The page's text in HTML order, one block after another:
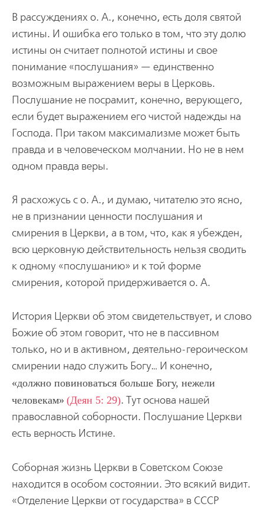
В рассуждениях о. А., конечно, есть доля святой
истины. И ошибка его только в том, что эту долю
истины он считает полнотой истины и свое
понимание «послушания» — единственно
возможным выражением веры в Церковь.
Послушание не посрамит, конечно, верующего,
если будет выражением его чистой надежды на
Господа. При таком максимализме может быть
правда и в человеческом молчании. Но не в нем
одном правда веры.
Я расхожусь с о. А., и думаю, читателю это ясно,
не в признании ценности послушания и
смирения в Церкви, а в том, что, как я убежден,
всю церковную действительность нельзя сводить
к одному «послушанию» и к той форме
смирения, которой придерживается о. А.
История Церкви об этом свидетельствует, и слово
Божие об этом говорит, что не в пассивном
только, но и в активном, деятельно-героическом
смирении надо служить Богу… И конечно,
должно повиноваться больше Богу, нежели
человекам
(Деян 5: 29). Тут основа нашей
православной соборности. Послушание Церкви
есть верность Истине.
Соборная жизнь Церкви в Советском Союзе
находится в особом состоянии. Это всякий видит.
«Отделение Церкви от государства» в СССР